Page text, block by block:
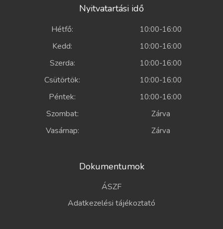
Nyitvatartási idő
Hétfő: 10:00-16:00
Kedd: 10:00-16:00
Szerda: 10:00-16:00
Csütörtök: 10:00-16:00
Péntek: 10:00-16:00
Szombat: Zárva
Vasárnap: Zárva
Dokumentumok
ÁSZF
Adatkezelési tájékoztató